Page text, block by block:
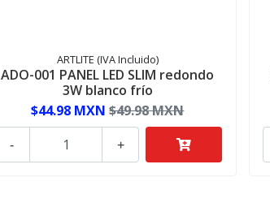
ARTLITE (IVA Incluido)
ADO-001 PANEL LED SLIM redondo
3W blanco frío
$44.98 MXN $49.98 MXN
+
-